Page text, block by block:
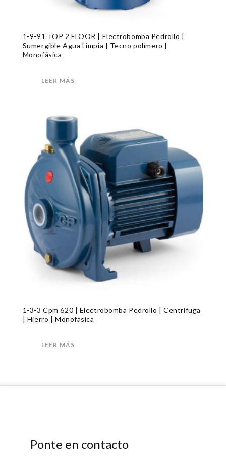
1-9-91 TOP 2 FLOOR | Electrobomba Pedrollo |
Sumergible Agua Limpia | Tecno polímero |
Monofásica
LEER MÁS
1-3-3 Cpm 620 | Electrobomba Pedrollo | Centrífuga
| Hierro | Monofásica
LEER MÁS
Ponte en contacto